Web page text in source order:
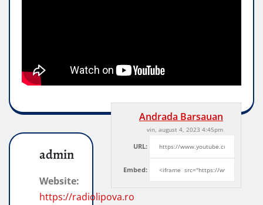
Andrada Barsauan
vin, august 4, 2023 4:45pm
URL:
Embed:
admin
Website:
https://radiolipova.ro